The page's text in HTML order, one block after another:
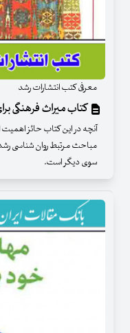
معرفی کتب انتشارات رشد
کتاب میراث فرهنگی
آنچه در این کتاب حائز
مباحث مرتبط روان شناسی
سوی دیگر است.